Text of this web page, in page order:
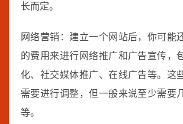
长而定。
网络营销：建立一个网站后，你可能
的费用来进行网络推广和广告宣传，
化、社交媒体推广、在线广告等。这
需要进行调整，但一般来说至少需要
等。